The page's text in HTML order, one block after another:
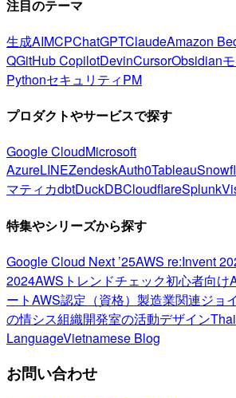
注目のテーマ
生成AIMCPChatGPTClaudeAmazon
QGitHub CopilotDevinCursorObsidian
PythonセキュリティPM
プロダクトやサービスで探す
Google CloudMicrosoft
AzureLINEZendeskAuth0Tableau
マティカdbtDuckDBCloudflareSplunk
特集やシリーズから探す
Google Cloud Next ’25AWS re:Invent
2024AWSトレンドチェック初心者向け
ートAWS認定（資格） 製造業関連ジョ
の情シス組織開発室の活動デザインThai
LanguageVietnamese Blog
お問い合わせ